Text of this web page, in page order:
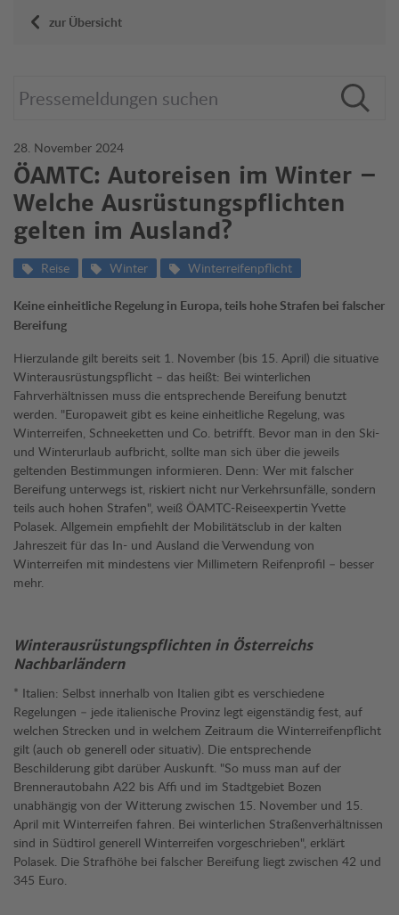
zur Übersicht
28. November 2024
ÖAMTC: Autoreisen im Winter –
Welche Ausrüstungspflichten
gelten im Ausland?
Reise Winter Winterreifenpflicht
Keine einheitliche Regelung in Europa, teils hohe Strafen bei falscher
Bereifung
Hierzulande gilt bereits seit 1. November (bis 15. April) die situative
Winterausrüstungspflicht – das heißt: Bei winterlichen
Fahrverhältnissen muss die entsprechende Bereifung benutzt
werden. "Europaweit gibt es keine einheitliche Regelung, was
Winterreifen, Schneeketten und Co. betrifft. Bevor man in den Ski-
und Winterurlaub aufbricht, sollte man sich über die jeweils
geltenden Bestimmungen informieren. Denn: Wer mit falscher
Bereifung unterwegs ist, riskiert nicht nur Verkehrsunfälle, sondern
teils auch hohen Strafen", weiß ÖAMTC-Reiseexpertin Yvette
Polasek. Allgemein empfiehlt der Mobilitätsclub in der kalten
Jahreszeit für das In- und Ausland die Verwendung von
Winterreifen mit mindestens vier Millimetern Reifenprofil – besser
mehr.
Winterausrüstungspflichten in Österreichs
Nachbarländern
* Italien: Selbst innerhalb von Italien gibt es verschiedene
Regelungen – jede italienische Provinz legt eigenständig fest, auf
welchen Strecken und in welchem Zeitraum die Winterreifenpflicht
gilt (auch ob generell oder situativ). Die entsprechende
Beschilderung gibt darüber Auskunft. "So muss man auf der
Brennerautobahn A22 bis Affi und im Stadtgebiet Bozen
unabhängig von der Witterung zwischen 15. November und 15.
April mit Winterreifen fahren. Bei winterlichen Straßenverhältnissen
sind in Südtirol generell Winterreifen vorgeschrieben", erklärt
Polasek. Die Strafhöhe bei falscher Bereifung liegt zwischen 42 und
345 Euro.